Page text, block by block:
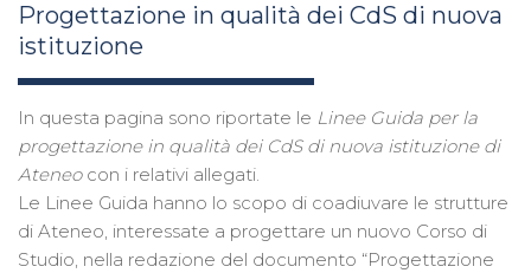
Progettazione in qualità dei CdS di nuova
istituzione
In questa pagina sono riportate le Linee Guida per la
progettazione in qualità dei CdS di nuova istituzione di
Ateneocon i relativi allegati.
Le Linee Guida hanno lo scopo di coadiuvare le strutture
di Ateneo, interessate a progettare un nuovo Corso di
Studio, nella redazione del documento “Progettazione